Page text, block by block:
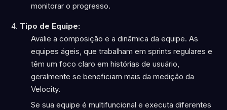
monitorar o progresso.
Tipo de Equipe:
Avalie a composição e a dinâmica da equipe. As
equipes ágeis, que trabalham em sprints regulares e
têm um foco claro em histórias de usuário,
geralmente se beneficiam mais da medição da
Velocity.
Se sua equipe é multifuncional e executa diferentes